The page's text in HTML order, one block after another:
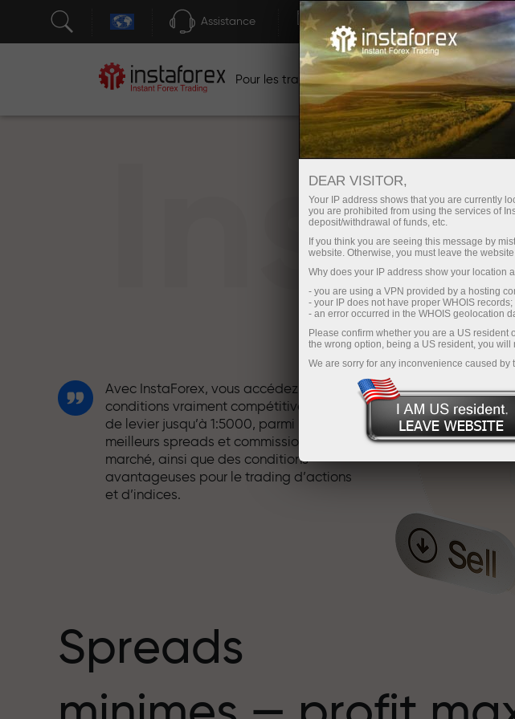
Assistance Ouverture rapide de compte
Pour les traders
Pour les traders
débutants
Pour
Avec InstaForex, vous accédez à des
conditions vraiment compétitives : effet
de levier jusqu’à 1:5000, parmi les
meilleurs spreads et commissions du
marché, ainsi que des conditions
avantageuses pour le trading d’actions
et d’indices.
trading partagent les mêmes valeurs.
Aleš Loprais apporte l’esprit de
Spreads
DEAR VISITOR,
Your IP address shows that you are currently
you are prohibited from using the services of
deposit/withdrawal of funds, etc.
If you think you are seeing this message by
website. Otherwise, you must leave the
Why does your IP address show your location
- you are using a VPN provided by a hosting
- your IP does not have proper WHOIS records;
- an error occurred in the WHOIS geolocation
Please confirm whether you are a US resident
the wrong option, being a US resident, you
We are sorry for any inconvenience caused by